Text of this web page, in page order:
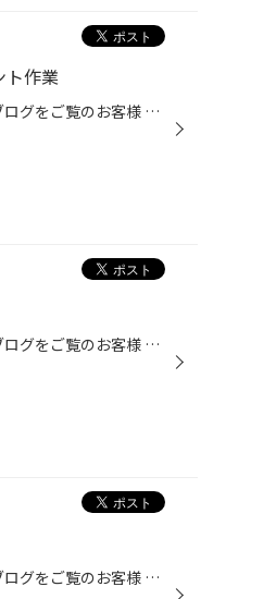
作業
三重県 鈴鹿市 亀山市 四日市市 津市 にお住まいの皆様 並びに当ブログをご覧のお客様 こんにちは！ 中央道路沿いにあります 【タイヤ館スズカ】です！ 今回は、タイヤ館大垣で作業のご紹介です！ 当店でも作業可能になります！ お気軽にお問い合わせください！ LEXUS ES300h ノーマルタイヤ 新品交...
三重県 鈴鹿市 亀山市 四日市市 津市 にお住まいの皆様 並びに当ブログをご覧のお客様 こんにちは！ 中央道路沿いにあります 【タイヤ館スズカ】です！ 本日はタイヤ館小牧で行われた 【 フリード 】 【 BLITZ ZZ-R 車高調 】 取付のご紹介です。 今回使用したのは『 BLITZ ZZ-R 』です！ フロント...
三重県 鈴鹿市 亀山市 四日市市 津市 にお住まいの皆様 並びに当ブログをご覧のお客様 こんにちは！ 中央道路沿いにあります 【タイヤ館スズカ】です！ 本日は 【 ダイハツ・ムーヴキャンバス・LA800S 】 【 オイル交換 】 のご紹介です。 タイヤ館スズカでは 24時間、365日、WEB予約受付中！ 下記...